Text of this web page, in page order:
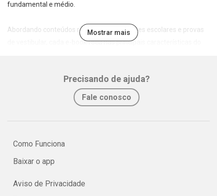
fundamental e médio.
Abordando conteúdos recorrentes em testes escolares e provas
de vestibular, cada e-book foca nas principais características do
No e-book "Prof. explica!” Inglês para o 7º ano serão vistos os
principais pontos sobre os substantivos contáveis e não-contáveis
Mostrar mais
Precisando de ajuda?
Fale conosco
Como Funciona
Baixar o app
Aviso de Privacidade